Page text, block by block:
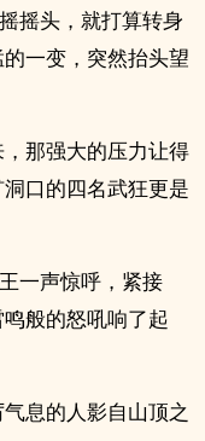
摇头，就打算转身
一变，突然抬头望
那强大的压力让得
口的四名武狂更是
一声惊呼，紧接
般的怒吼响了起
息的人影自山顶之